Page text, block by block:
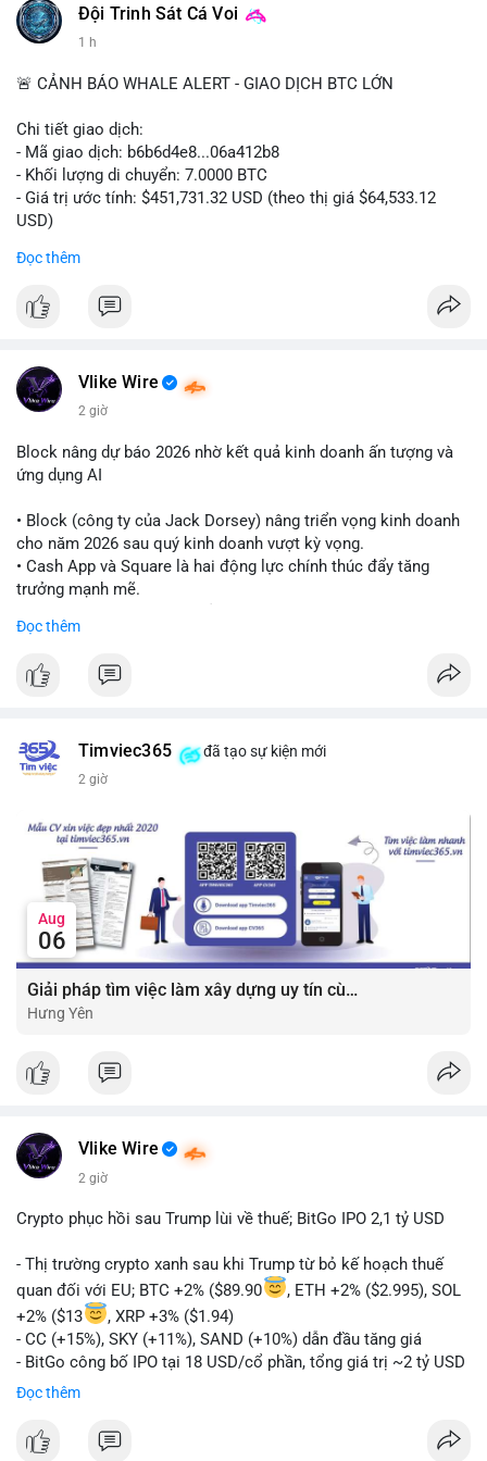
#binancesquare #cryptonews #digitalassetmarketclarityact
#regulation
$btc $eth
#vlikevn #titanbot
📰 Nguồn: CoinDesk
Đội Trinh Sát Cá Voi
1 h
🚨 CẢNH BÁO WHALE ALERT - GIAO DỊCH BTC LỚN
Chi tiết giao dịch:
- Mã giao dịch: b6b6d4e8...06a412b8
- Khối lượng di chuyển: 7.0000 BTC
- Giá trị ước tính: $451,731.32 USD (theo thị giá $64,533.12
USD)
Cá voi chuyển 7 BTC trị giá hơn 451 nghìn USD từ một địa chỉ
tiếp lên thị trường. Với mức giá hiện tại, động thái này thiên về
khả năng tái phân bổ danh mục đầu tư hoặc chuẩn bị thanh
hưởng nhẹ, nhưng không đủ để gây biến động mạnh.
Theo dõi thêm các giao dịch lớn liên tiếp trong 24 giờ tới. Nếu
xuất hiện chuỗi chuyển tiền lên sàn, cần thận trọng trước nguy
cơ điều chỉnh. Tránh hành động theo cảm xúc khi chưa xác
nhận đầy đủ dòng tiền.
#7btc #chuyenvilanh
Đọc thêm
Vlike Wire
2 giờ
Block nâng dự báo 2026 nhờ kết quả kinh doanh ấn tượng và
ứng dụng AI
• Block (công ty của Jack Dorsey) nâng triển vọng kinh doanh
cho năm 2026 sau quý kinh doanh vượt kỳ vọng.
• Cash App và Square là hai động lực chính thúc đẩy tăng
trưởng mạnh mẽ.
quy trình phát triển phần mềm.
#block #fintech
#vlikevn #titanbot
📰 Nguồn: Cointelegraph
Đọc thêm
Timviec365 đã tạo sự kiện mới
2 giờ
Aug
06
Giải pháp tìm việc làm xây dựng uy tín cùng mức lương thưởng hấp dẫn ?️
Hưng Yên
Vlike Wire
2 giờ
Crypto phục hồi sau Trump lùi về thuế; BitGo IPO 2,1 tỷ USD
- Thị trường crypto xanh sau khi Trump từ bỏ kế hoạch thuế
quan đối với EU; BTC +2% ($89.90
, ETH +2% ($2.995), SOL
+2% ($13
, XRP +3% ($1.94)
- CC (+15%), SKY (+11%), SAND (+10%) dẫn đầu tăng giá
- BitGo công bố IPO tại 18 USD/cổ phần, tổng giá trị ~2 tỷ USD
- Vitalik Buterin đề xuất DVT staking bản địa để tăng cường
bảo mật và phi tập trung Ethereum
- Hong Kong phát hành giấy phép stablecoin mới với yêu cầu
tuân thủ nghiêm ngặt
Đọc thêm